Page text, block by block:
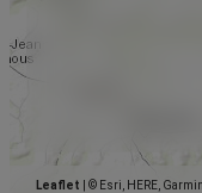
Leaflet
© Esri, HERE,